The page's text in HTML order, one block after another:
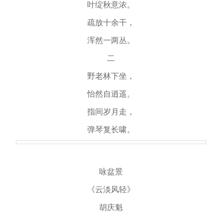
叶绽秋意浓。
疏放十余干，
浑然一两丛。
二
野老林下坐，
怡然自逍遥。
指间岁月走，
弹琴复长啸。
咏盆景
《云淡风轻》
胡庆魁